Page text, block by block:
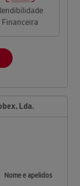
Financeira
Lda.
Nome e apelidos